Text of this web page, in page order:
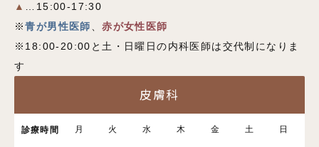
▲ …15:00-17:30
※青が男性医師、赤が女性医師
※18:00-20:00と土・日曜日の内科医師は交代制になりま
す
皮膚科
診療時間 月 火 水 木 金 土 日